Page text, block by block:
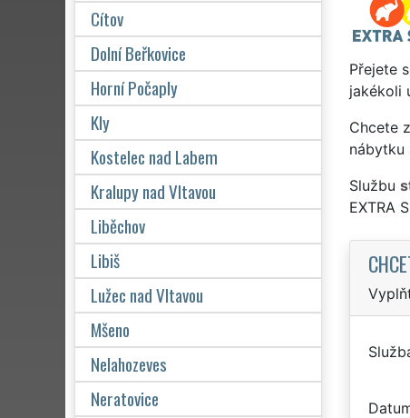
Přejete
jakékoli
Chcete
nábytku
Službu
EXTRA
Cítov
Dolní Beřkovice
Horní Počaply
Kly
Kostelec nad Labem
Kralupy nad Vltavou
Liběchov
Libiš
Lužec nad Vltavou
Mšeno
Nelahozeves
Neratovice